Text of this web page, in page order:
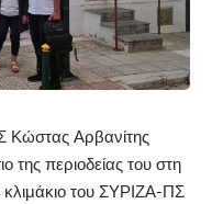
Κώστας Αρβανίτης
της περιοδείας του στη
του ΣΥΡΙΖΑ-ΠΣ